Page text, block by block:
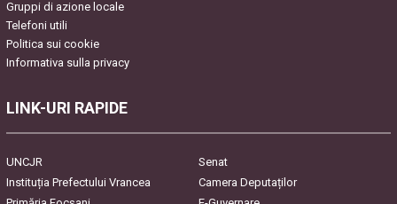
Gruppi di azione locale
Telefoni utili
Politica sui cookie
Informativa sulla privacy
LINK-URI RAPIDE
UNCJR
Senat
Instituția Prefectului Vrancea
Camera Deputaților